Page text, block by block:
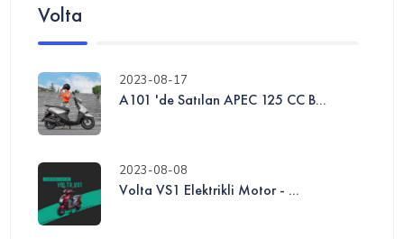
Volta
2023-08-17
A101 'de Satılan APEC 125 CC B...
2023-08-08
Volta VS1 Elektrikli Motor - ...